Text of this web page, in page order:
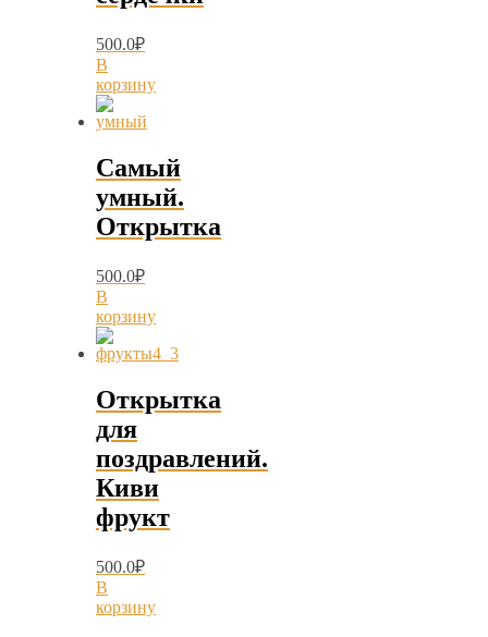
500.0₽
В
корзину
Самый
умный.
Открытка
500.0₽
В
корзину
Открытка
для
поздравлений.
Киви
фрукт
500.0₽
В
корзину